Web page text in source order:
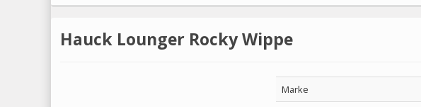
Hauck Lounger Rocky Wippe
Marke